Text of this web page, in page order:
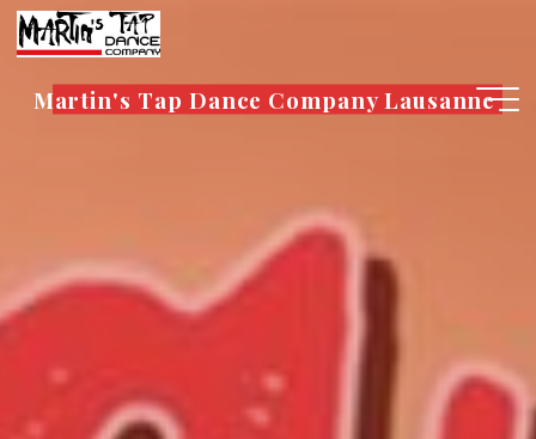
Aller
contenu
Martin's Tap Dance Company Lausanne